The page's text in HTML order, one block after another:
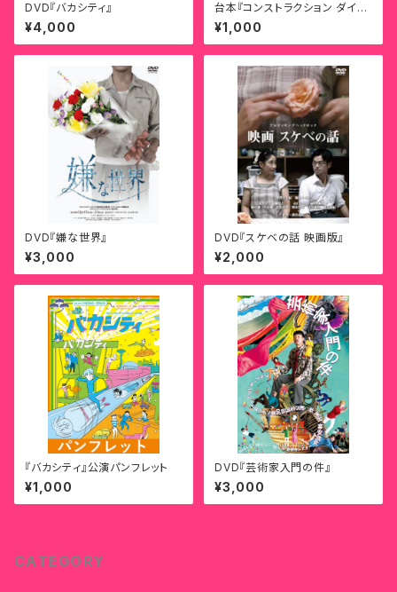
DVD『バカシティ』
¥4,000
台本『コンストラクション ダイア
グラム・オーバー ザ ディメンショ
ン』 ～108の、建設と解体を繰り
返す未遂の構想について～
¥1,000
DVD『嫌な世界』
¥3,000
DVD『スケベの話 映画版』
¥2,000
『バカシティ』公演パンフレット
¥1,000
DVD『芸術家入門の件』
¥3,000
CATEGORY